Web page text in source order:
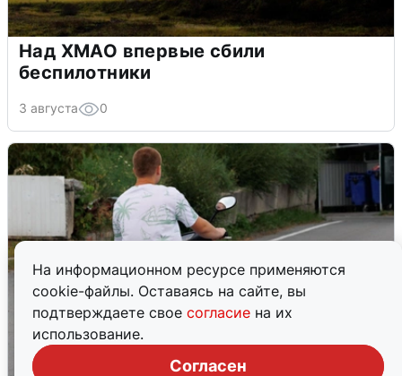
На информационном ресурсе применяются
cookie-файлы. Оставаясь на сайте, вы
подтверждаете свое согласие на их
использование.
Согласен
Над ХМАО впервые сбили
беспилотники
3 августа 0